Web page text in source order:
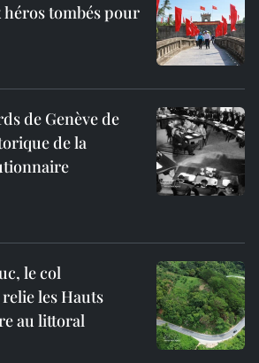
tombés pour
de Genève de
de la
le col
les Hauts
au littoral